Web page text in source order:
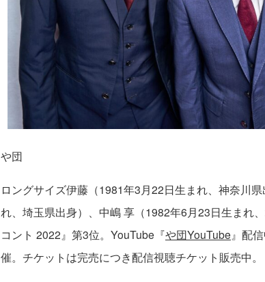
や団
ロングサイズ伊藤（1981年3月22日生まれ、神奈川
れ、埼玉県出身）、中嶋 享（1982年6月23日生まれ
コント 2022』第3位。YouTube『や団YouTube』配
催。チケットは完売につき配信視聴チケット販売中